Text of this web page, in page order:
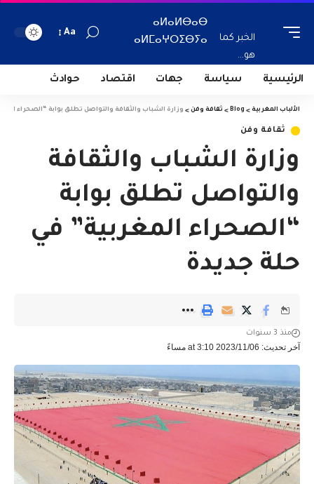
الخبر كما
هو...
ⴰⵍⴰⵍⴱⴰⴱ
ⴰⵍⵎⴰⵖⵔⵉⴱⵢⴰ
Aa
الرئيسية سياسة جهات اقتصاد حوادث
الألباب المغربية >
Blog
> ثقافة وفن > وزارة الشباب والثقافة والتواصل تطلق بوابة “الصحراء
ثقافة وفن
وزارة الشباب والثقافة
والتواصل تطلق بوابة
“الصحراء المغربية” في
حلة جديدة
آخر تحديث: 2023/11/06 at 3:10 مساءً
منذ 3 سنوات